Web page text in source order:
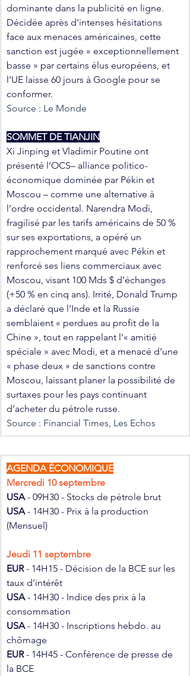
dominante dans la publicité en ligne.
Décidée après d’intenses hésitations
face aux menaces américaines, cette
sanction est jugée « exceptionnellement
basse » par certains élus européens, et
l’UE laisse 60 jours à Google pour se
conformer.
Source : Le Monde
SOMMET DE TIANJIN
Xi Jinping et Vladimir Poutine ont
présenté l’OCS– alliance politico-
économique dominée par Pékin et
Moscou – comme une alternative à
l’ordre occidental. Narendra Modi,
fragilisé par les tarifs américains de 50 %
sur ses exportations, a opéré un
rapprochement marqué avec Pékin et
renforcé ses liens commerciaux avec
Moscou, visant 100 Mds $ d’échanges
(+50 % en cinq ans). Irrité, Donald Trump
a déclaré que l’Inde et la Russie
semblaient « perdues au profit de la
Chine », tout en rappelant l’« amitié
spéciale » avec Modi, et a menacé d’une
« phase deux » de sanctions contre
Moscou, laissant planer la possibilité de
surtaxes pour les pays continuant
d’acheter du pétrole russe.
Source : Financial Times, Les Echos
AGENDA ÉCONOMIQUE
Mercredi 10 septembre
USA - 09H30 - Stocks de pétrole brut
USA - 14H30 - Prix à la production
(Mensuel)
Jeudi 11 septembre
EUR - 14H15 - Décision de la BCE sur les
taux d'intérêt
USA - 14H30 - Indice des prix à la
consommation
USA - 14H30 - Inscriptions hebdo. au
chômage
EUR - 14H45 - Conférence de presse de
la BCE